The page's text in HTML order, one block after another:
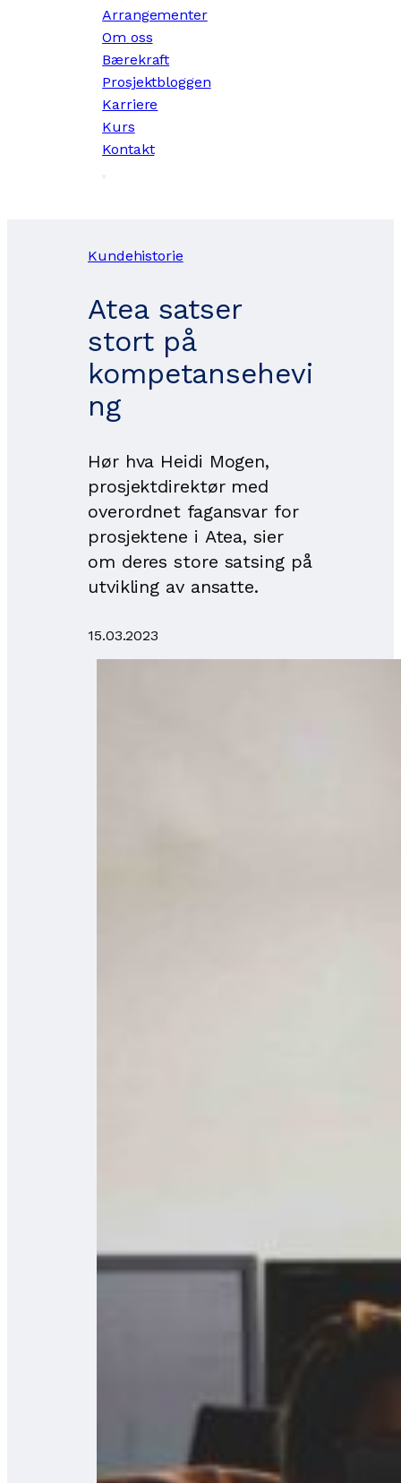
Arrangementer
Om oss
Bærekraft
Prosjektbloggen
Karriere
Kurs
Kontakt
Kundehistorie
Atea satser
stort på
kompetansehevi
ng
Hør hva Heidi Mogen,
prosjektdirektør med
overordnet fagansvar for
prosjektene i Atea, sier
om deres store satsing på
utvikling av ansatte.
15.03.2023